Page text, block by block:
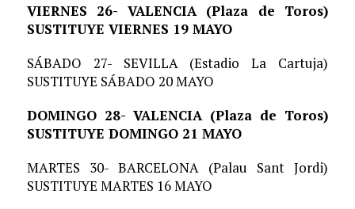
VIERNES 26- VALENCIA (Plaza de Toros)
SUSTITUYE VIERNES 19 MAYO
SÁBADO 27- SEVILLA (Estadio La Cartuja)
SUSTITUYE SÁBADO 20 MAYO
DOMINGO 28- VALENCIA (Plaza de Toros)
SUSTITUYE DOMINGO 21 MAYO
MARTES 30- BARCELONA (Palau Sant Jordi)
SUSTITUYE MARTES 16 MAYO